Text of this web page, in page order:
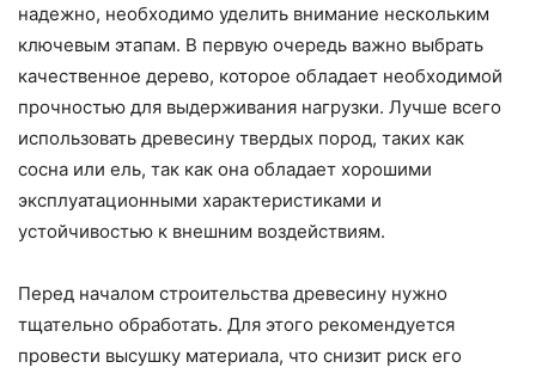
надежно, необходимо уделить внимание нескольким
ключевым этапам. В первую очередь важно выбрать
качественное дерево, которое обладает необходимой
прочностью для выдерживания нагрузки. Лучше всего
использовать древесину твердых пород, таких как
сосна или ель, так как она обладает хорошими
эксплуатационными характеристиками и
устойчивостью к внешним воздействиям.
Перед началом строительства древесину нужно
тщательно обработать. Для этого рекомендуется
провести высушку материала, что снизит риск его